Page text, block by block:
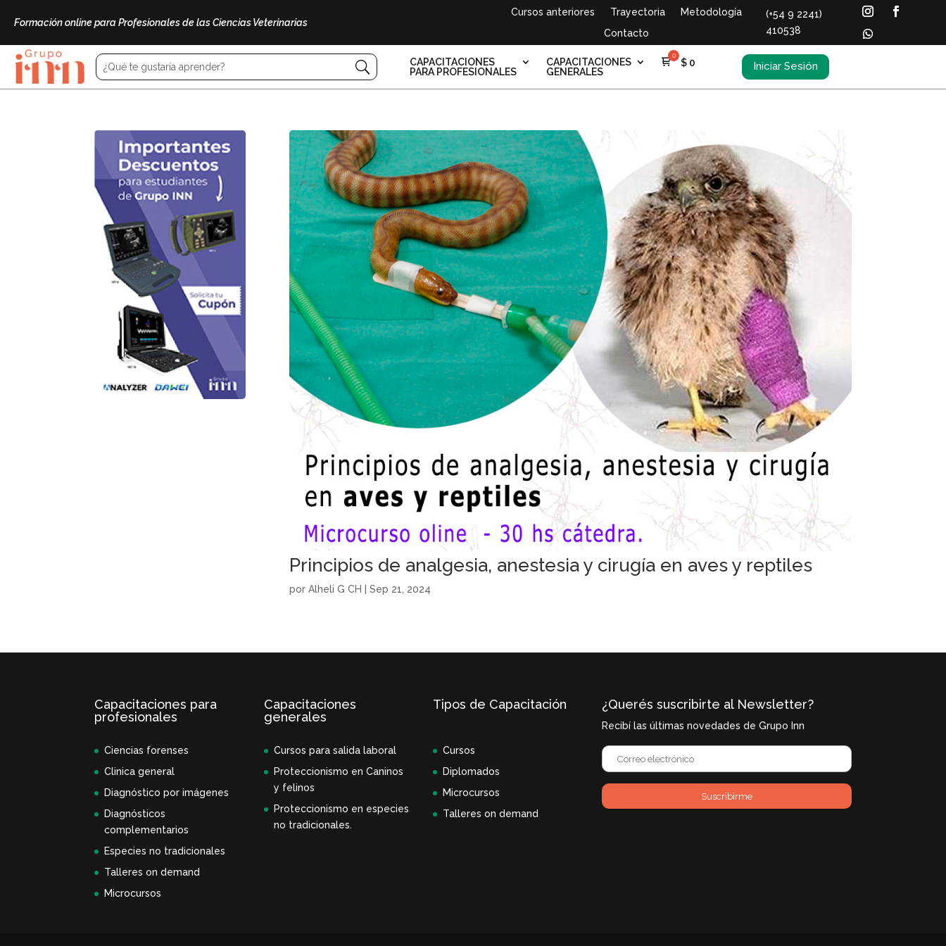
Formación online para Profesionales de las Ciencias Veterinarias
Cursos anteriores Trayectoria
Metodología
Contacto
(+54 9 2241)
410538
CAPACITACIONES
PARA PROFESIONALES
CAPACITACIONES
GENERALES
$ 0 Iniciar Sesión
Principios de analgesia, anestesia y cirugía en aves y reptiles
porAlheli G CH |Sep 21, 2024
Capacitaciones para
profesionales
Ciencias forenses
Clinica general
Diagnóstico por imágenes
Diagnósticos
complementarios
Especies no tradicionales
Talleres on demand
Microcursos
Capacitaciones
generales
Cursos para salida laboral
Proteccionismo en Caninos
y felinos
Proteccionismo en especies
no tradicionales.
Tipos de Capacitación
Cursos
Diplomados
Microcursos
Talleres on demand
¿Querés suscribirte al Newsletter?
Recibí las últimas novedades de Grupo Inn